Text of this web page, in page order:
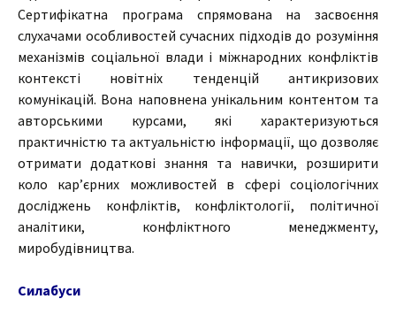
Сертифікатна програма спрямована на засвоєння
слухачами особливостей сучасних підходів до розуміння
механізмів соціальної влади і міжнародних конфліктів
контексті новітніх тенденцій антикризових
комунікацій. Вона наповнена унікальним контентом та
авторськими курсами, які характеризуються
практичністю та актуальністю інформації, що дозволяє
отримати додаткові знання та навички, розширити
коло кар’єрних можливостей в сфері соціологічних
досліджень конфліктів, конфліктології, політичної
аналітики, конфліктного менеджменту,
миробудівництва.
Силабуси